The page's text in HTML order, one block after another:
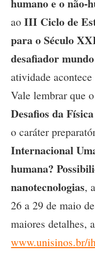
humano e o não-
aoIII Ciclo de
para o Século
desafiador
atividade
Vale lembrar que
Desafios da
o caráter
Internacional
humana?
nanotecnologias,
26 a 29 de maio
maiores detalhes,
www.unisinos.br/